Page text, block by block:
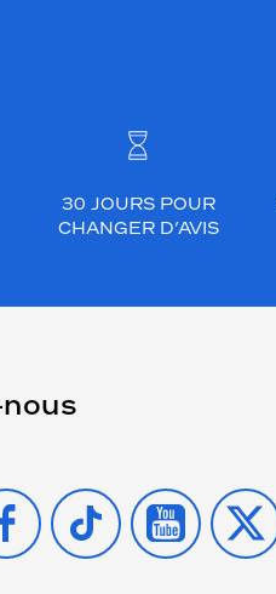
30 JOURS POUR
CHANGER D’AVIS
TIKTOK YOUTUBE
X